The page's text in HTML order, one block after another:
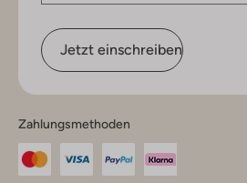
Jetzt einschreiben
Zahlungsmethoden